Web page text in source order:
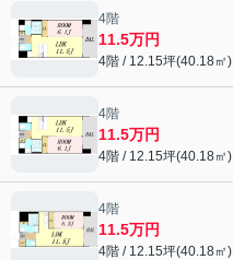
4階
11.5万円
4階 / 12.15坪(40.18㎡)
4階
11.5万円
4階 / 12.15坪(40.18㎡)
4階
11.5万円
4階 / 12.15坪(40.18㎡)